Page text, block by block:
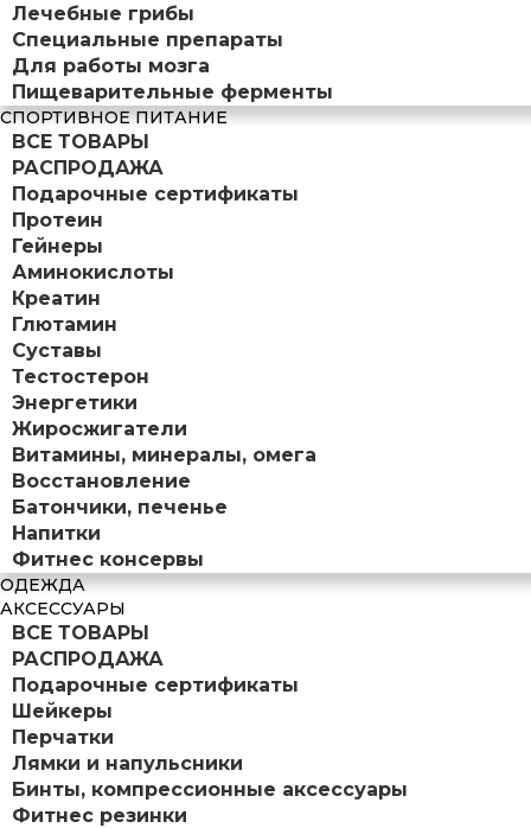
Лечебные грибы
Специальные препараты
Для работы мозга
Пищеварительные ферменты
СПОРТИВНОЕ ПИТАНИЕ
ВСЕ ТОВАРЫ
РАСПРОДАЖА
Подарочные сертификаты
Протеин
Гейнеры
Аминокислоты
Креатин
Глютамин
Суставы
Тестостерон
Энергетики
Жиросжигатели
Витамины, минералы, омега
Восстановление
Батончики, печенье
Напитки
Фитнес консервы
ОДЕЖДА
АКСЕССУАРЫ
ВСЕ ТОВАРЫ
РАСПРОДАЖА
Подарочные сертификаты
Шейкеры
Перчатки
Лямки и напульсники
Бинты, компрессионные аксессуары
Фитнес резинки